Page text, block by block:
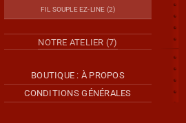
FIL SOUPLE EZ-LINE (2)
NOTRE ATELIER (7)
BOUTIQUE : À PROPOS
CONDITIONS GÉNÉRALES